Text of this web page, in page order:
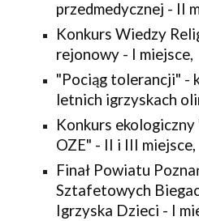
przedmedycznej - II
Konkurs Wiedzy
rejonowy - I miejsce,
"Pociąg tolerancji" -
letnich igrzyskach
Konkurs
OZE" - II i III miejsce,
Finał Powiatu
Sztafetowych
Igrzyska Dzieci - I